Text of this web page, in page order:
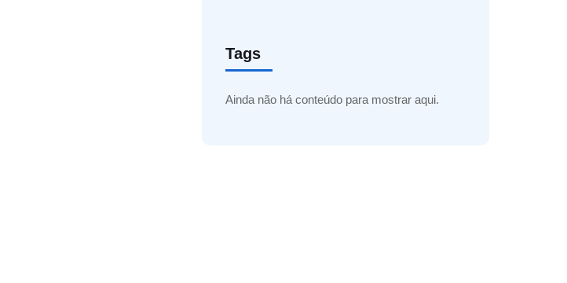
Tags
Ainda não há conteúdo para mostrar aqui.